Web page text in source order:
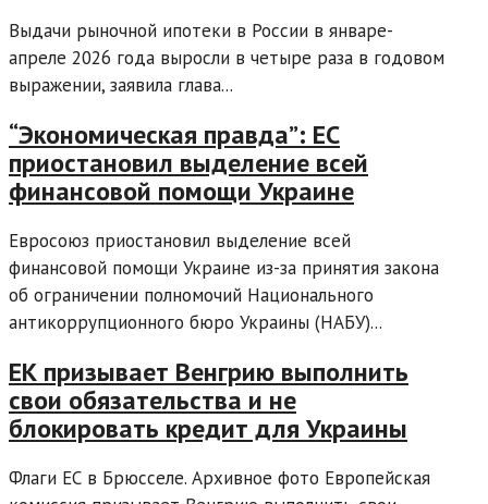
Выдачи рыночной ипотеки в России в январе-
апреле 2026 года выросли в четыре раза в годовом
выражении, заявила глава...
“Экономическая правда”: ЕС
приостановил выделение всей
финансовой помощи Украине
Евросоюз приостановил выделение всей
финансовой помощи Украине из-за принятия закона
об ограничении полномочий Национального
антикоррупционного бюро Украины (НАБУ)...
ЕК призывает Венгрию выполнить
свои обязательства и не
блокировать кредит для Украины
Флаги ЕС в Брюсселе. Архивное фото Европейская